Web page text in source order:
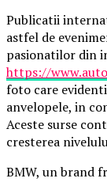
Publicatii
astfel de
pasionatilor din
https://
foto care
anvelopele, in
Aceste surse
cresterea
BMW, un brand